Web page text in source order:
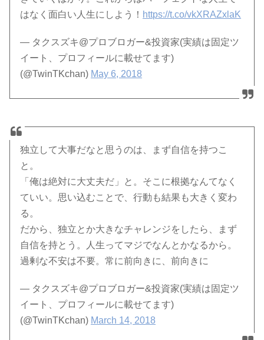
はなく面白い人生にしよう！ https://t.co/vkXRAZxlaK
— タクスズキ@プロブロガー&投資家(実績は固定ツ
イート、プロフィールに載せてます)
(@TwinTKchan) May 6, 2018
独立して大事だなと思うのは、まず自信を持つこ
と。
「俺は絶対に大丈夫だ」と。そこに根拠なんてなく
ていい。思い込むことで、行動も結果も大きく変わ
る。
だから、独立とか大きなチャレンジをしたら、まず
自信を持とう。人生ってマジでなんとかなるから。
過剰な不安は不要。常に前向きに、前向きに
— タクスズキ@プロブロガー&投資家(実績は固定ツ
イート、プロフィールに載せてます)
(@TwinTKchan) March 14, 2018